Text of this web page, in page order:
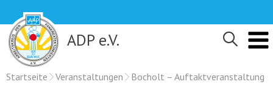
content
ADP e.V.
Startseite Veranstaltungen Bocholt – Auftaktveranstaltung